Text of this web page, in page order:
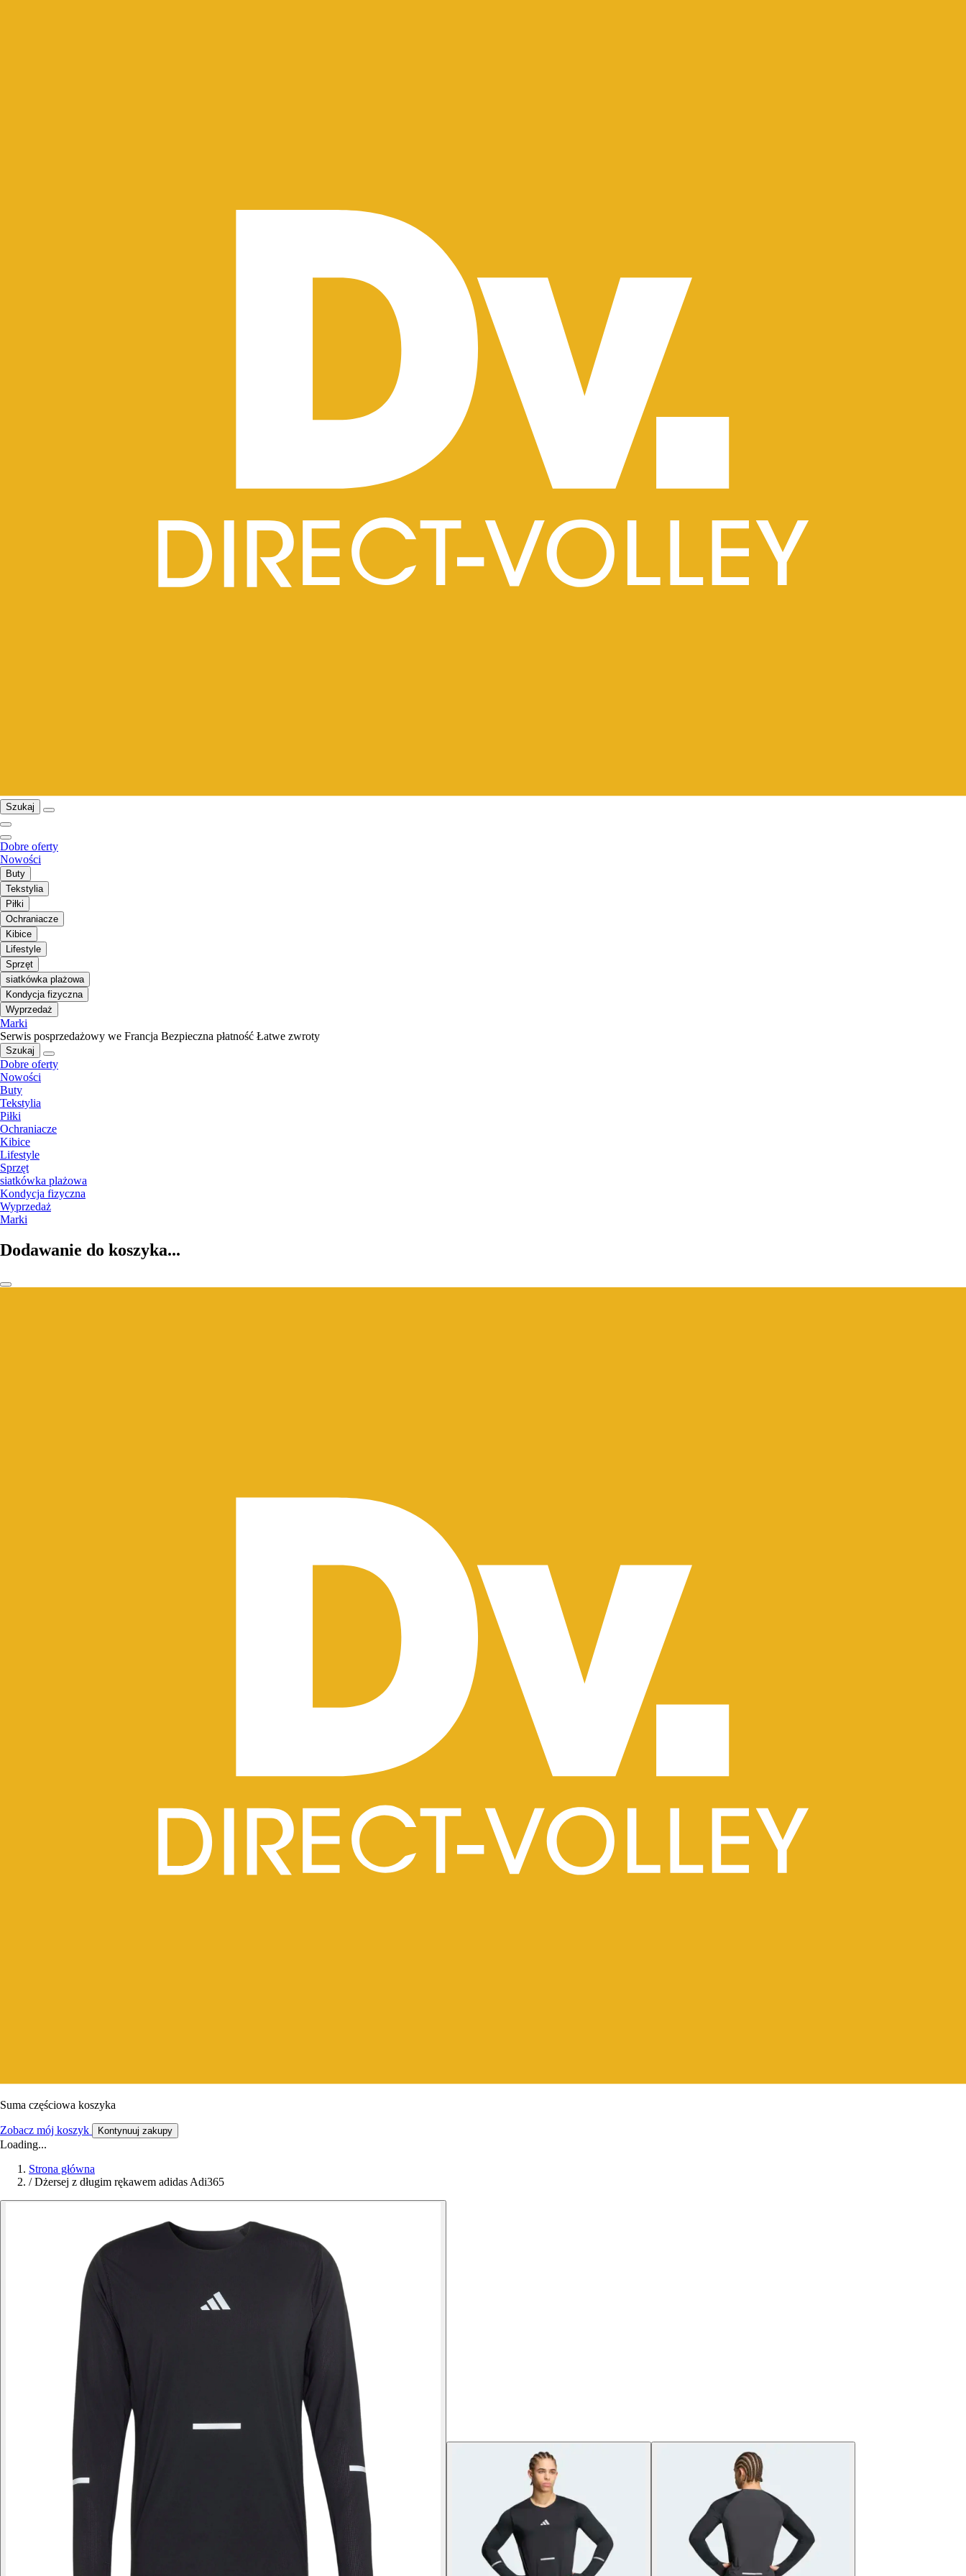
Szukaj
Dobre oferty
Nowości
Buty
Tekstylia
Piłki
Ochraniacze
Kibice
Lifestyle
Sprzęt
siatkówka plażowa
Kondycja fizyczna
Wyprzedaż
Marki
Serwis posprzedażowy we Francja Bezpieczna płatność Łatwe zwroty
Szukaj
Dobre oferty
Nowości
Buty
Tekstylia
Piłki
Ochraniacze
Kibice
Lifestyle
Sprzęt
siatkówka plażowa
Kondycja fizyczna
Wyprzedaż
Marki
Dodawanie do koszyka...
Suma częściowa koszyka
Zobacz mój koszyk Kontynuuj zakupy
Loading...
Strona główna
/ Dżersej z długim rękawem adidas Adi365